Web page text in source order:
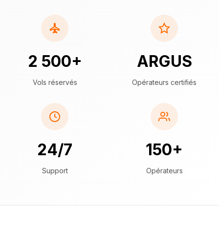
2 500+
Vols réservés
ARGUS
Opérateurs certifiés
24/7
Support
150+
Opérateurs